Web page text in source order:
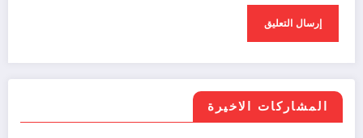
المشاركات الاخيرة